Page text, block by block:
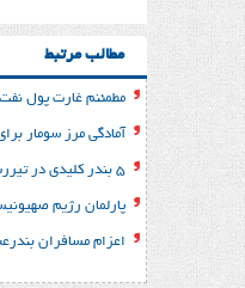
مطالب مرتبط
مطمئنم غارت پول
آمادگی مرز سومار برای
۵ بندر کلیدی در تیررس ایران، پس از حمله به چابهار
پارلمان رژیم
اعزام مسافران